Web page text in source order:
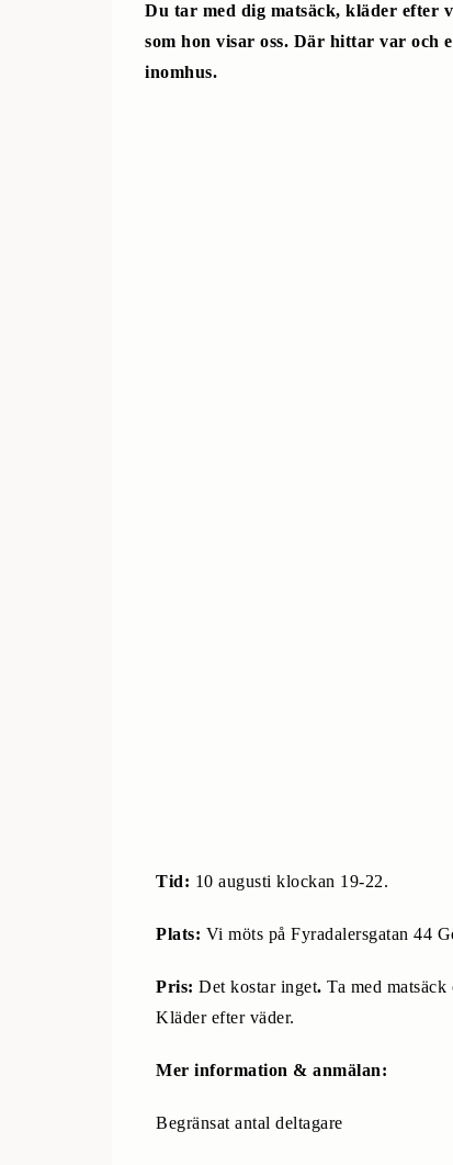
Du tar med dig matsäck, kläder efter
som hon visar oss. Där hittar var och
inomhus.
Tid: 10 augusti klockan 19-22.
Plats: Vi möts på Fyradalersgatan 44
Pris: Det kostar inget. Ta med
Kläder efter väder.
Mer information & anmälan:
Begränsat antal deltagare